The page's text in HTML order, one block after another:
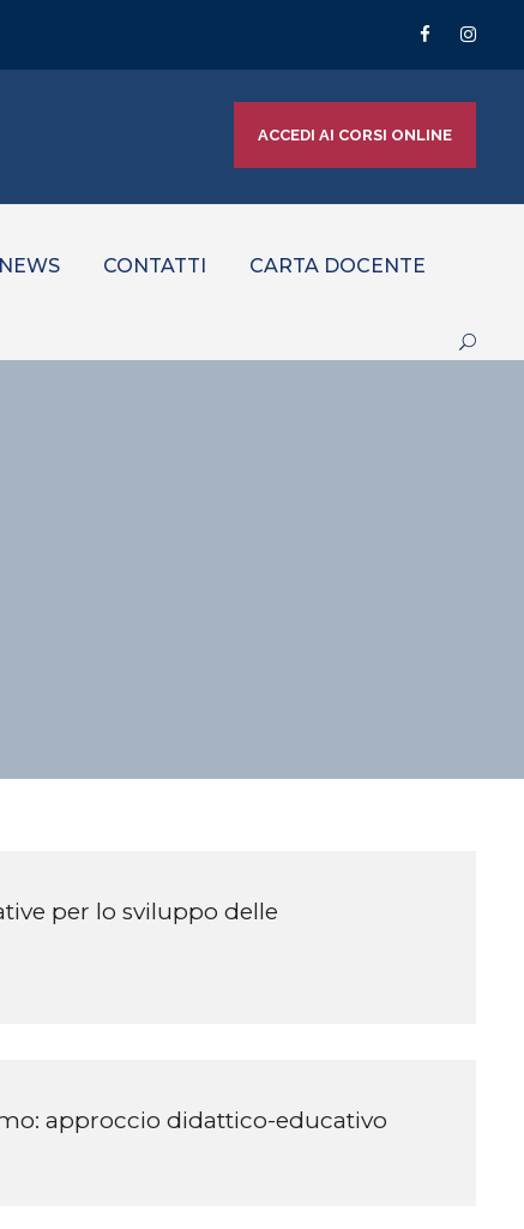
ACCEDI AI CORSI ONLINE
NEWS CONTATTI CARTA DOCENTE
per lo sviluppo delle
approccio didattico-educativo